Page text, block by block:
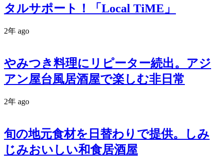
タルサポート！「Local TiME」
2年 ago
やみつき料理にリピーター続出。アジ
アン屋台風居酒屋で楽しむ非日常
2年 ago
旬の地元食材を日替わりで提供。しみ
じみおいしい和食居酒屋